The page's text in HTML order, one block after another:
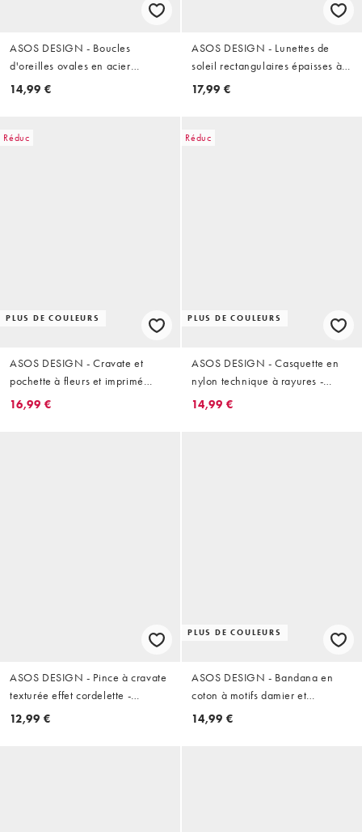
ASOS DESIGN - Boucles
d'oreilles ovales en acier
inoxydable résistant à l'eau avec
14,99 €
ASOS DESIGN - Lunettes de
soleil rectangulaires épaisses à
verres ambrés - Écaille de tortue
17,99 €
Réduc
PLUS DE COULEURS
ASOS DESIGN - Cravate et
pochette à fleurs et imprimé
géométrique style vintage -
16,99 €
Réduc
PLUS DE COULEURS
ASOS DESIGN - Casquette en
nylon technique à rayures -
Marron
14,99 €
ASOS DESIGN - Pince à cravate
texturée effet cordelette -
Argenté
12,99 €
PLUS DE COULEURS
ASOS DESIGN - Bandana en
coton à motifs damier et
cachemire - Rose poudré
14,99 €